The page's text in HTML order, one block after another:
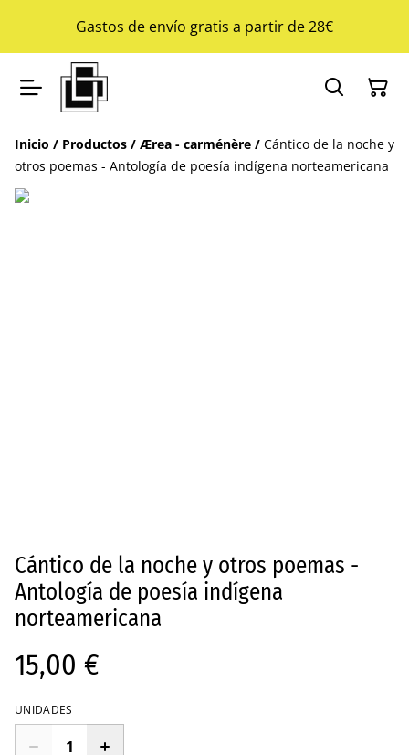
Gastos de envío gratis a partir de 28€
Inicio / Productos / Ærea - carménère / Cántico de la noche y
otros poemas - Antología de poesía indígena norteamericana
Cántico de la noche y otros poemas -
Antología de poesía indígena
norteamericana
15,00 €
UNIDADES